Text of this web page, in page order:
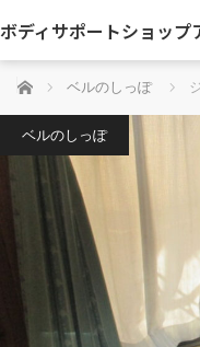
ボディサポートショップ
ホーム ベルのしっぽ
ベルのしっぽ